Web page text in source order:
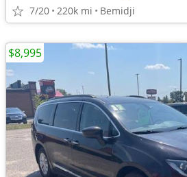
7/20 220k mi Bemidji
$8,995